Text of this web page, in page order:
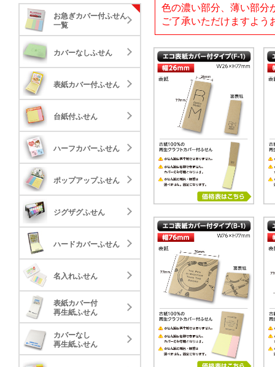
お急ぎカバー付ふせん
一覧
お急ぎカバー付ふせん
NEW
クイック表紙カバー付タ
イプ
10,000
NEW
カバーなしふせん
カバーなしふせん
標準タイプ
17.84
30,000
表紙カバー付ふせん
表紙カバー付ふせん
標準タイプ
20.04
30,000
大き
台紙付ふせん
台紙付ふせん
標準タイプ
23.72
ハーフカバーふせん
ハーフカバーふせん
標準タイプ
28.88
ポップアップふせん
ポップアップふせん
標準タイプ
40.81
30,000
ジグザグふせん
ジグザグふせん
標準タイプ
89.59
30,000
ハードカバーふせん
標準タイプ
236.13
1,000
名入れふせん
名入れふせん
ケースタイプ
表紙カバー付
再生紙ふせん
表紙カバー付
再生紙ふせん
カバーなし
再生紙ふせん
カバーなし
再生紙ふせん
その他
色の濃い部分、薄い部分
ご了承いただけますよう